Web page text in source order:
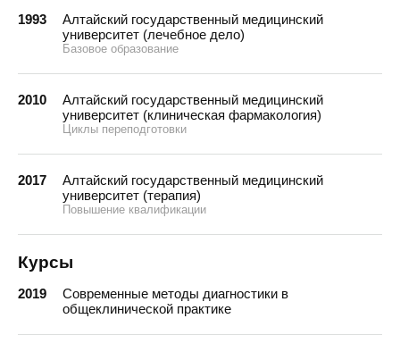
1993
Алтайский государственный медицинский
университет (лечебное дело)
Базовое образование
2010
Алтайский государственный медицинский
университет (клиническая фармакология)
Циклы переподготовки
2017
Алтайский государственный медицинский
университет (терапия)
Повышение квалификации
Курсы
2019
Современные методы диагностики в
общеклинической практике